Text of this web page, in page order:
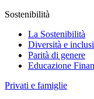
Sostenibilità
La Sostenibilità
Diversità e
Parità di genere
Educazione
Privati e famiglie